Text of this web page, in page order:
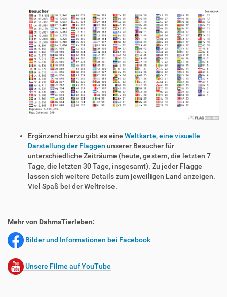
Ergänzend hierzu gibt es eine Weltkarte, eine visuelle
Darstellung der Flaggen unserer Besucher für
unterschiedliche Zeiträume (heute, gestern, die letzten 7
Tage, die letzten 30 Tage, insgesamt). Zu jeder Flagge
lassen sich weitere Details zum jeweiligen Land anzeigen.
Viel Spaß bei der Weltreise.
Mehr von DahmsTierleben:
Bilder und Informationen bei Facebook
Unsere Filme auf YouTube